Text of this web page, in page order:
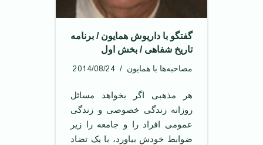
گفتگو با داریوش همایون / برنامه
تاریخ شفاهی / بخش اول
مصاحبه‌ها با همایون 2014/08/24
‌هر مذهبی اگر بخواهد مسائل
روزانه زندگی خصوصی و زندگی
عمومی افراد را و جامعه را زیر
ضوابط خودش بیاورد، با یک تضاد